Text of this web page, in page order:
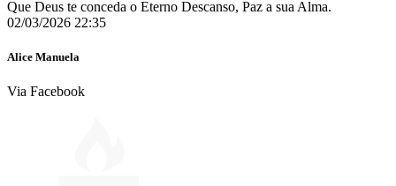
Que Deus te conceda o Eterno Descanso, Paz a sua Alma.
02/03/2026 22:35
Alice Manuela
Via Facebook